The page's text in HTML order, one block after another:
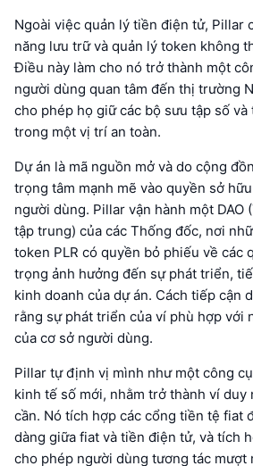
Ngoài việc quản lý tiền điện tử, Pillar
năng lưu trữ và quản lý token không
Điều này làm cho nó trở thành một
người dùng quan tâm đến thị trường
cho phép họ giữ các bộ sưu tập số
trong một vị trí an toàn.
Dự án là mã nguồn mở và do cộng
trọng tâm mạnh mẽ vào quyền sở
người dùng. Pillar vận hành một DAO
tập trung) của các Thống đốc, nơi
token PLR có quyền bỏ phiếu về các
trọng ảnh hưởng đến sự phát triển,
kinh doanh của dự án. Cách tiếp cận
rằng sự phát triển của ví phù hợp với
của cơ sở người dùng.
Pillar tự định vị mình như một công
kinh tế số mới, nhằm trở thành ví duy
cần. Nó tích hợp các cổng tiền tệ fiat
dàng giữa fiat và tiền điện tử, và tích
cho phép người dùng tương tác mượt